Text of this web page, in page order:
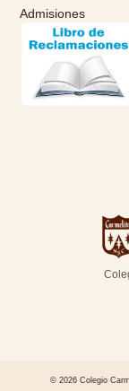
Admisiones
© 2026 Colegio